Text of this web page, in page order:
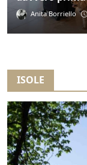
Anita Borriello
ISOLE